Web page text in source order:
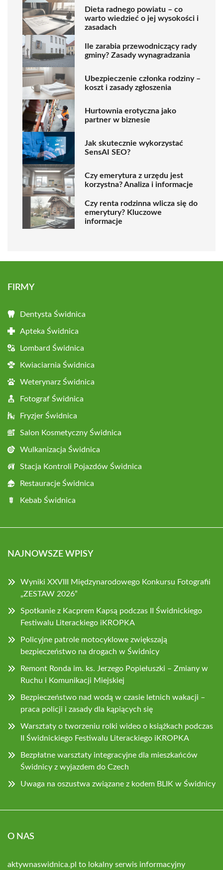
Dieta radnego powiatu – co
warto wiedzieć o jej wysokości i
zasadach
Ile zarabia przewodniczący rady
gminy? Zasady wynagradzania
Ubezpieczenie członka rodziny –
koszt i zasady zgłoszenia
Hurtownia erotyczna jako
partner w biznesie
Jak skutecznie wykorzystać
SensAI SEO?
Czy emerytura z urzędu jest
korzystna? Analiza i informacje
Czy renta rodzinna wlicza się do
emerytury? Kluczowe
informacje
FIRMY
Dentysta Świdnica
Apteka Świdnica
Lombard Świdnica
Kwiaciarnia Świdnica
Weterynarz Świdnica
Fotograf Świdnica
Fryzjer Świdnica
Salon Kosmetyczny Świdnica
Wulkanizacja Świdnica
Stacja Kontroli Pojazdów Świdnica
Restauracje Świdnica
Kebab Świdnica
NAJNOWSZE WPISY
Wyniki XXVIII Międzynarodowego Konkursu Fotografii
„ZESTAW 2026”
Spotkanie z Kacprem Kapsą podczas II Świdnickiego
Festiwalu Literackiego iKROPKA
Policyjne patrole motocyklowe zwiększają
bezpieczeństwo na drogach w Świdnicy
Remont Ronda im. ks. Jerzego Popiełuszki – Zmiany w
Ruchu i Komunikacji Miejskiej
Bezpieczeństwo nad wodą w czasie letnich wakacji –
praca policji i zasady dla kąpiących się
Warsztaty o tworzeniu rolki wideo o książkach podczas
II Świdnickiego Festiwalu Literackiego iKROPKA
Bezpłatne warsztaty integracyjne dla mieszkańców
Świdnicy z wyjazdem do Czech
Uwaga na oszustwa związane z kodem BLIK w Świdnicy
O NAS
aktywnaswidnica.pl to lokalny serwis informacyjny